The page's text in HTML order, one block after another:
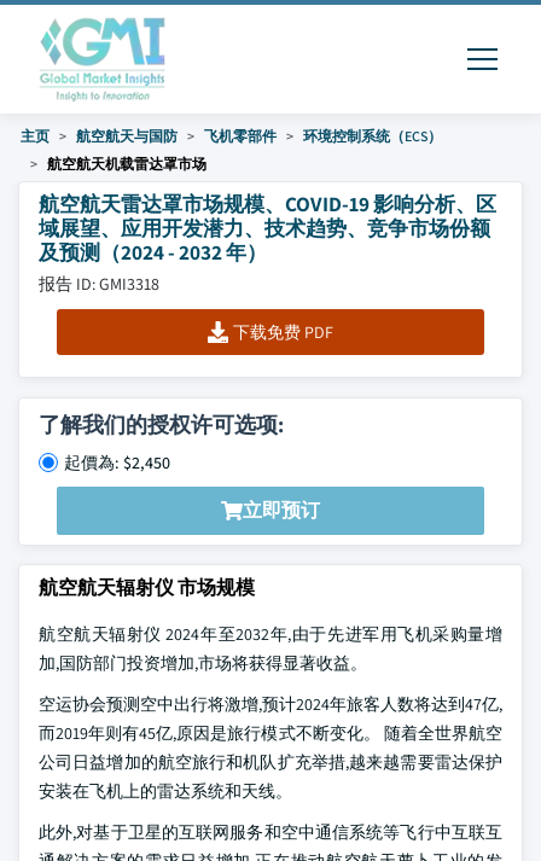
主页 航空航天与国防 飞机零部件
环境控制系统（ECS）
航空航天机载雷达罩市场
航空航天雷达罩市场规模、COVID-19 影响分析、区
域展望、应用开发潜力、技术趋势、竞争市场份额
及预测（2024 - 2032 年）
报告 ID: GMI3318
下载免费 PDF
了解我们的授权许可选项:
起價為: $2,450
立即预订
航空航天辐射仪 市场规模
航空航天辐射仪 2024年至2032年,由于先进军用飞机采购量增
加,国防部门投资增加,市场将获得显著收益。
空运协会预测空中出行将激增,预计2024年旅客人数将达到47亿,
而2019年则有45亿,原因是旅行模式不断变化。 随着全世界航空
公司日益增加的航空旅行和机队扩充举措,越来越需要雷达保护
安装在飞机上的雷达系统和天线。
此外,对基于卫星的互联网服务和空中通信系统等飞行中互联互